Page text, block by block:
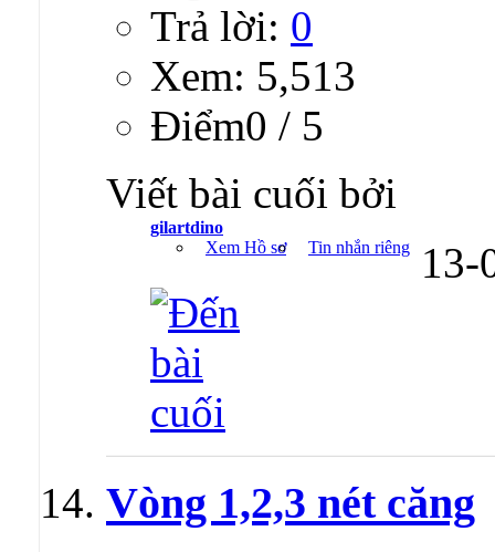
Trả lời: 0
Xem: 5,513
Ðiểm0 / 5
Viết bài cuối bởi
gilartdino
Xem Hồ sơ
Tin nhắn riêng
Vòng 1,2,3 nét căng